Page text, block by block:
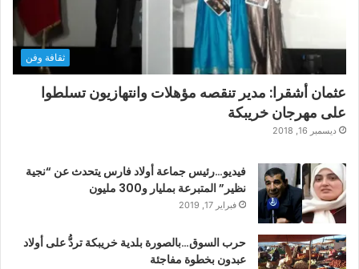
ثقافة وفن
عثمان أشقرا: مدير تنقصه مؤهلات وانتهازيون تسلطوا
على مهرجان خريبكة
ديسمبر 16, 2018
فيديو…رئيس جماعة أولاد فارس يتحدث عن “نجية
نظير” المتبرعة بمليار و300 مليون
فبراير 17, 2019
حرب السوق…بالصورة بلدية خريبكة تردُّ على أولاد
عبدون بخطوة مفاجئة